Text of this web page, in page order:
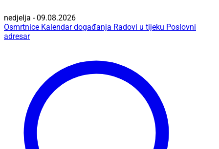
nedjelja - 09.08.2026
Osmrtnice Kalendar događanja Radovi u tijeku Poslovni
adresar